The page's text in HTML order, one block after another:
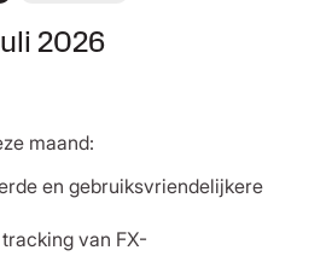
2026
maand:
en gebruiksvriendelijkere
van FX-